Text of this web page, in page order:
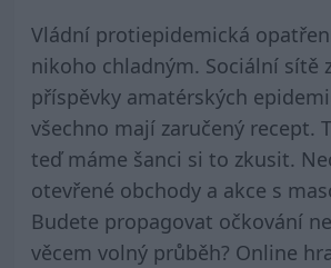
Vládní protiepidemická
nikoho chladným. Sociální sítě
příspěvky amatérských
všechno mají zaručený recept.
teď máme šanci si to zkusit.
otevřené obchody a akce s
Budete propagovat očkování
věcem volný průběh? Online